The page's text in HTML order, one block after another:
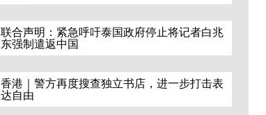
联合声明：紧急呼吁泰国政府停止将记者白兆
东强制遣返中国
香港｜警方再度搜查独立书店，进一步打击表
达自由